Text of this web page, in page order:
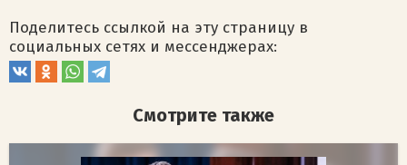
Поделитесь ссылкой на эту страницу в
социальных сетях и мессенджерах:
Смотрите также